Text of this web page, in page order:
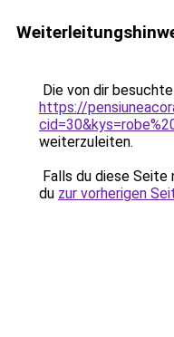
Die von dir
https://
weiterzuleiten.
Falls du diese
du zur vorherigen